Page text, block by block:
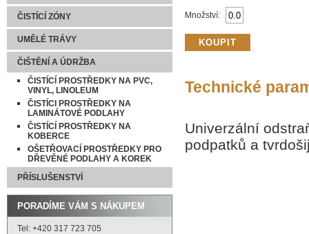
ČISTÍCÍ ZÓNY
UMĚLÉ TRÁVY
ČIŠTĚNÍ A ÚDRŽBA
ČISTÍCÍ PROSTŘEDKY NA PVC,
VINYL, LINOLEUM
ČISTÍCI PROSTŘEDKY NA
LAMINÁTOVÉ PODLAHY
ČISTÍCÍ PROSTŘEDKY NA
KOBERCE
OŠETŘOVACÍ PROSTŘEDKY PRO
DŘEVĚNÉ PODLAHY A KOREK
PŘÍSLUŠENSTVÍ
PORADÍME VÁM S NÁKUPEM
Tel: +420 317 723 705
Množství:
Technické
Univerzální
podpatků a